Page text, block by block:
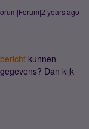
years ago
kunnen
Dan kijk